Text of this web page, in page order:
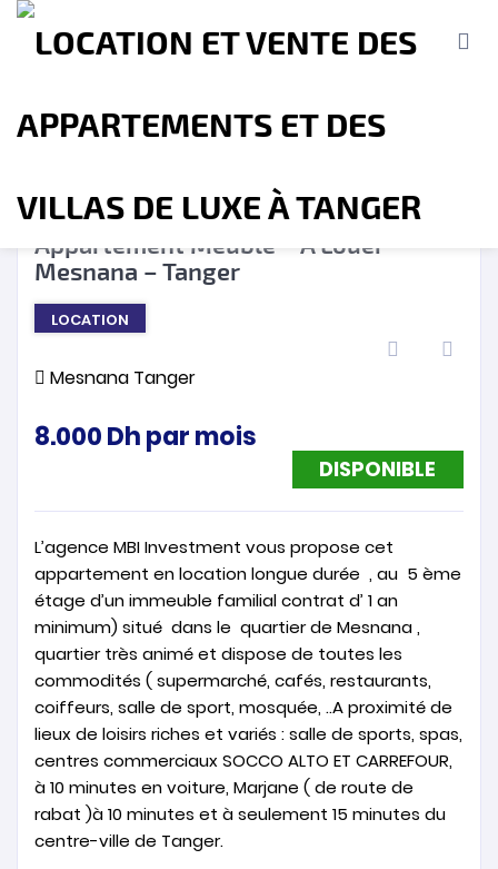
A propos
Terrains Location de Vacances
❮ ❯
Appartement Meublé – A Louer –
Mesnana – Tanger
LOCATION
Mesnana Tanger
8.000Dhpar mois
DISPONIBLE
L’agence MBI Investment vous propose cet
appartement en location longue durée , au 5 ème
étage d’un immeuble familial contrat d’ 1 an
minimum) situé dans le quartier de Mesnana ,
quartier très animé et dispose de toutes les
commodités ( supermarché, cafés, restaurants,
coiffeurs, salle de sport, mosquée, ..A proximité de
lieux de loisirs riches et variés : salle de sports, spas,
centres commerciaux SOCCO ALTO ET CARREFOUR,
à 10 minutes en voiture, Marjane ( de route de
rabat )à 10 minutes et à seulement 15 minutes du
centre-ville de Tanger.